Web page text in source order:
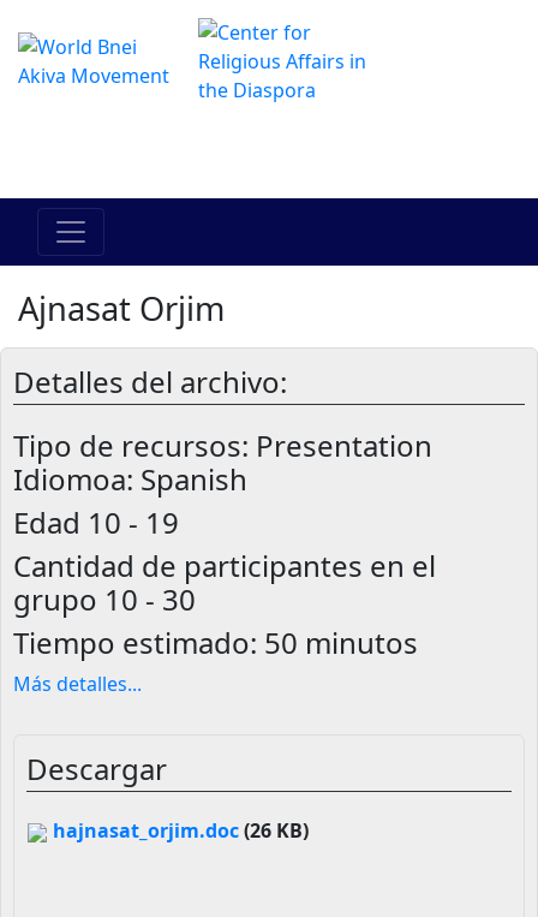
Ajnasat Orjim
Detalles del archivo:
Tipo de recursos: Presentation
Idiomoa: Spanish
Edad 10 - 19
Cantidad de participantes en el
grupo 10 - 30
Tiempo estimado: 50 minutos
Más detalles...
Descargar
hajnasat_orjim.doc(26 KB)